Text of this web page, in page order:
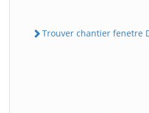
Trouver chantier fenetre